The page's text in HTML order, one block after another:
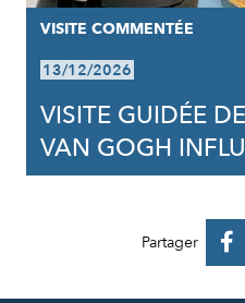
VISITE COMMENTÉE
13/12/2026
VISITE GUIDÉE
VAN GOGH
Partager 